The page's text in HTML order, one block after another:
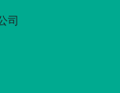
司